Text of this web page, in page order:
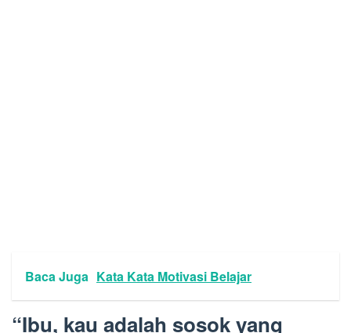
Baca Juga Kata Kata Motivasi Belajar
“Ibu, kau adalah sosok yang